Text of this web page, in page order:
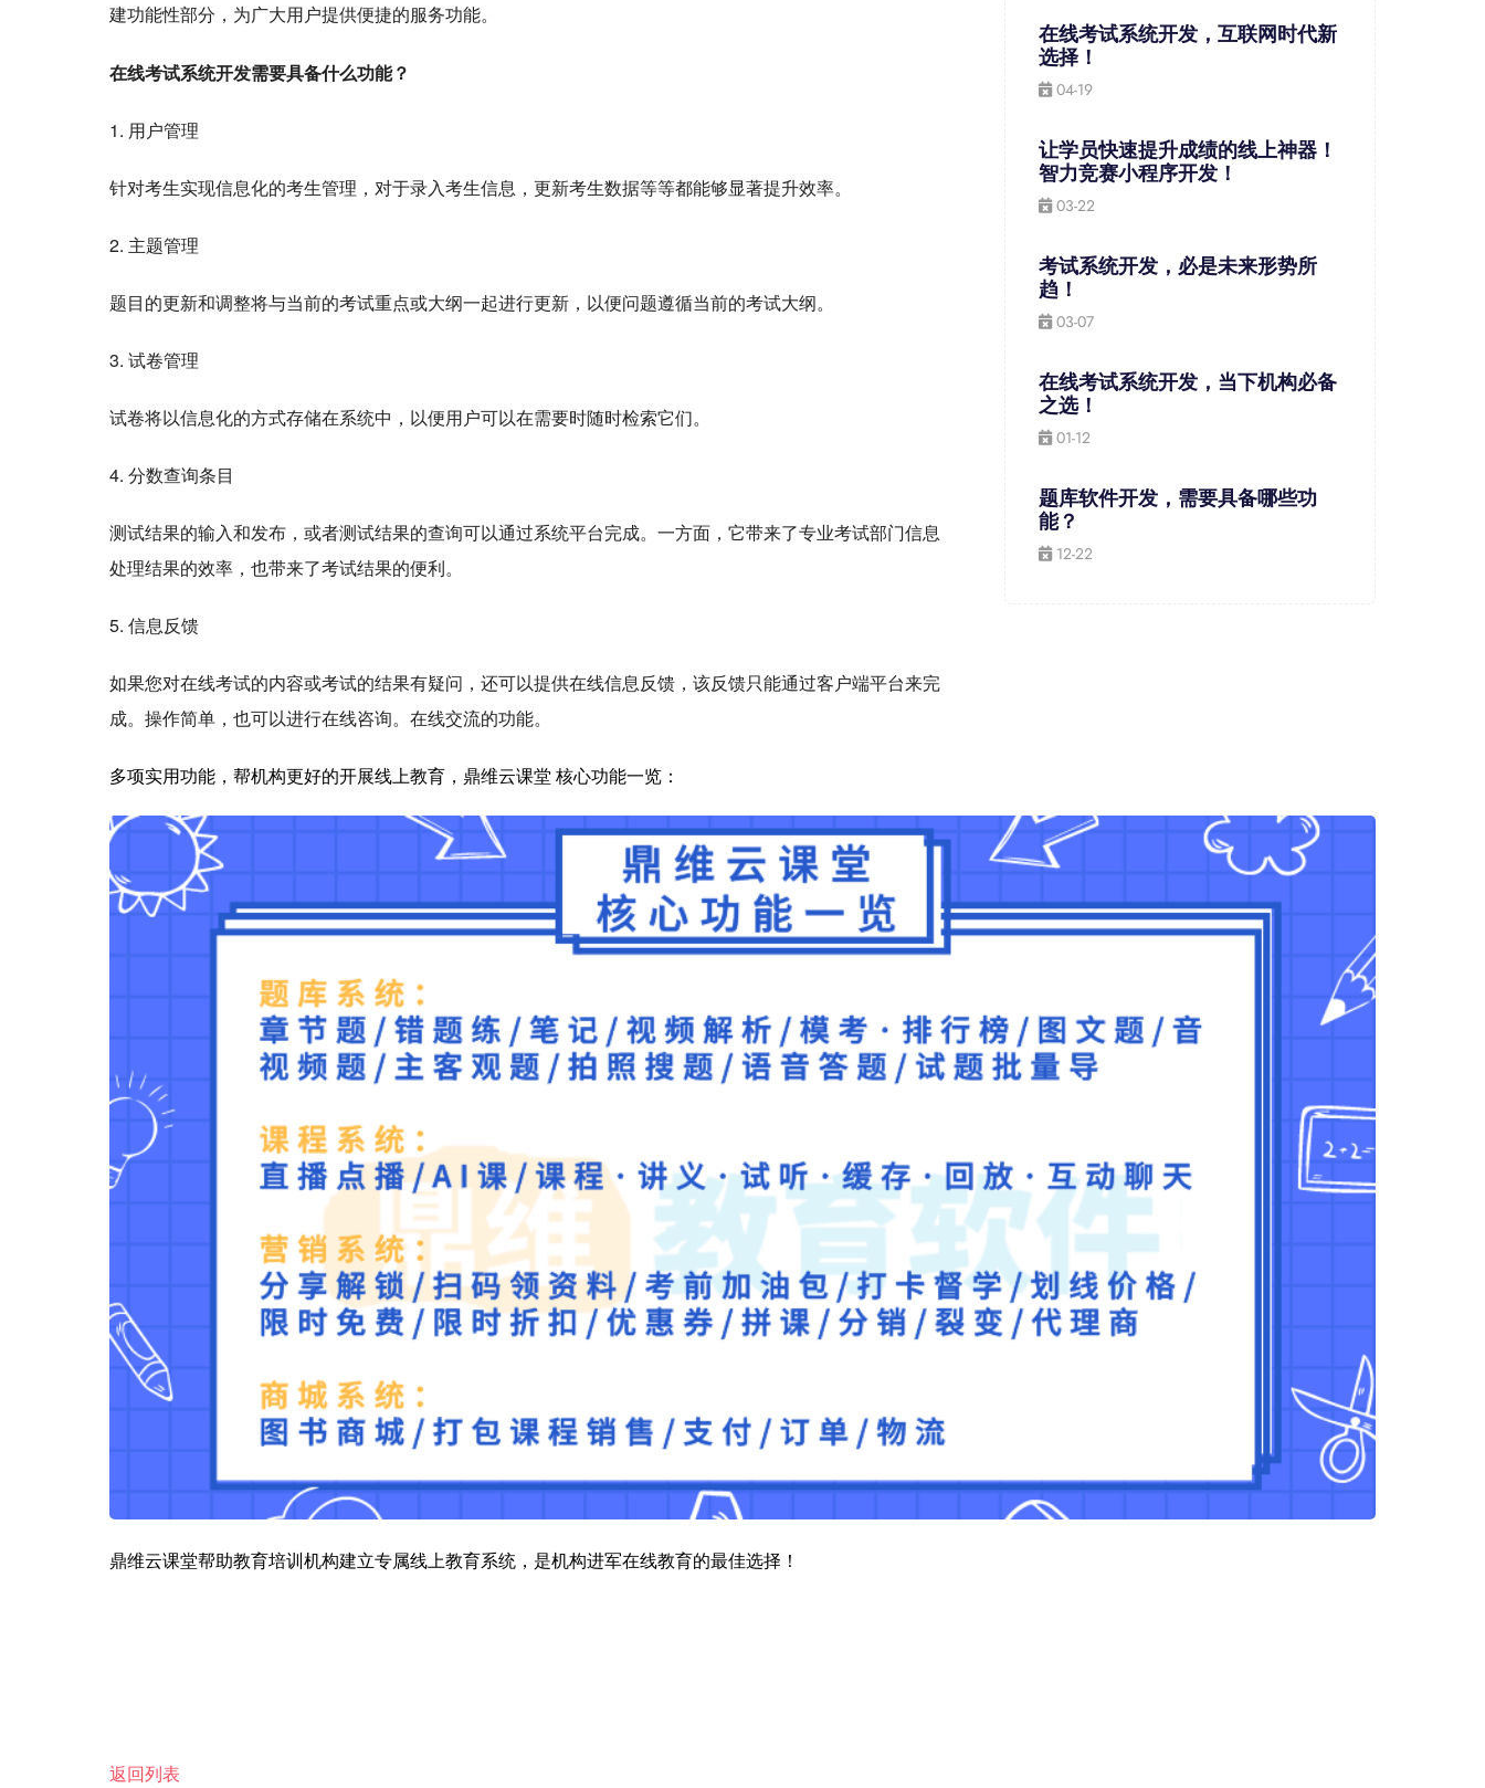
建功能性部分，为广大用户提供便捷的服务功能。
在线考试系统开发需要具备什么功能？
1. 用户管理
针对考生实现信息化的考生管理，对于录入考生信息，更新考生数据等等都能够显著提升效率。
2. 主题管理
题目的更新和调整将与当前的考试重点或大纲一起进行更新，以便问题遵循当前的考试大纲。
3. 试卷管理
试卷将以信息化的方式存储在系统中，以便用户可以在需要时随时检索它们。
4. 分数查询条目
测试结果的输入和发布，或者测试结果的查询可以通过系统平台完成。一方面，它带来了专业考试部门信息
处理结果的效率，也带来了考试结果的便利。
5. 信息反馈
如果您对在线考试的内容或考试的结果有疑问，还可以提供在线信息反馈，该反馈只能通过客户端平台来完
成。操作简单，也可以进行在线咨询。在线交流的功能。
多项实用功能，帮机构更好的开展线上教育，鼎维云课堂 核心功能一览：
鼎维云课堂帮助教育培训机构建立专属线上教育系统，是机构进军在线教育的最佳选择！
返回列表
在线考试系统开发，互联网时代新
选择！
04-19
让学员快速提升成绩的线上神器！
智力竞赛小程序开发！
03-22
考试系统开发，必是未来形势所
趋！
03-07
在线考试系统开发，当下机构必备
之选！
01-12
题库软件开发，需要具备哪些功
能？
12-22